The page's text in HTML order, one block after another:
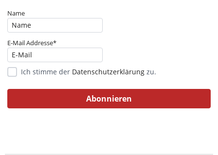
Name
E-Mail Addresse*
Ich stimme der Datenschutzerklärung zu.